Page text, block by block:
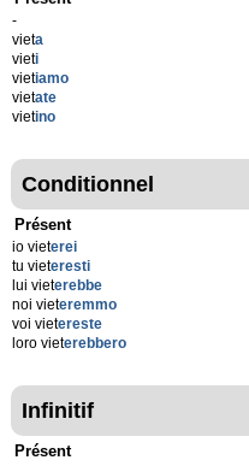
-
vieta
vieti
vietiamo
vietate
vietino
Conditionnel
Présent
io vieterei
tu vieteresti
lui vieterebbe
noi vieteremmo
voi vietereste
loro vieterebbero
Infinitif
Présent